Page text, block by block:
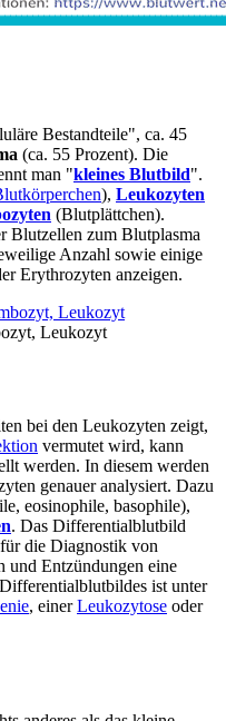
Bestandteile", ca. 45
(ca. 55 Prozent). Die
man "kleines Blutbild".
), Leukozyten
(Blutplättchen).
Blutzellen zum Blutplasma
Anzahl sowie einige
Erythrozyten anzeigen.
Leukozyt
bei den Leukozyten zeigt,
vermutet wird, kann
werden. In diesem werden
genauer analysiert. Dazu
eosinophile, basophile),
. Das Differentialblutbild
die Diagnostik von
und Entzündungen eine
ist unter
, einerLeukozytose oder